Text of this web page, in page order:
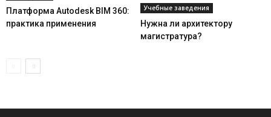
Платформа Autodesk BIM 360:
практика применения
Учебные заведения
Нужна ли архитектору
магистратура?